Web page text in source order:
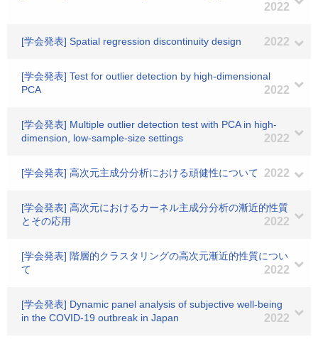
2022
[学会発表] Spatial regression discontinuity design 2022
[学会発表] Test for outlier detection by high-dimensional
PCA
2022
[学会発表] Multiple outlier detection test with PCA in high-
dimension, low-sample-size settings
2022
[学会発表] 高次元主成分分析における頑健性について 2022
[学会発表] 高次元におけるカーネル主成分分析の漸近的性質
とその応用
2022
[学会発表] 階層的クラスタリングの高次元漸近的性質につい
て
2022
[学会発表] Dynamic panel analysis of subjective well-being
in the COVID-19 outbreak in Japan
2022